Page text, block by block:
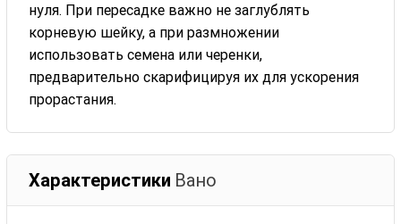
нуля. При пересадке важно не заглублять
корневую шейку, а при размножении
использовать семена или черенки,
предварительно скарифицируя их для ускорения
прорастания.
Характеристики Вано